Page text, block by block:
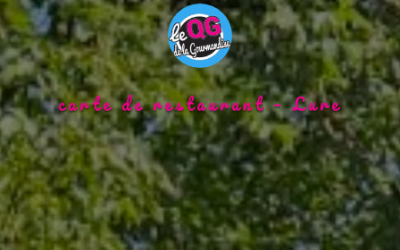
carte de restaurant – Lure